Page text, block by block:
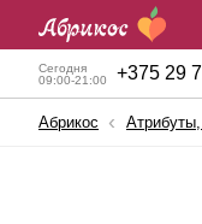
Сегодня
09:00-21:00
+375 29
Абрикос